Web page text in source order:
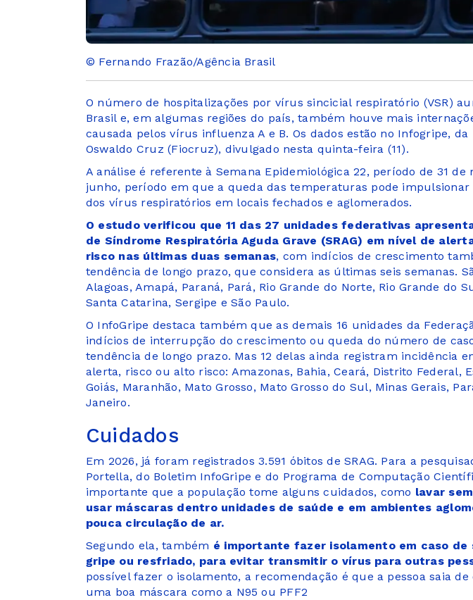
© Fernando Frazão/Agência Brasil
O número de hospitalizações por vírus sincicial respiratório (VSR)
Brasil e, em algumas regiões do país, também houve mais
causada pelos vírus influenza A e B. Os dados estão no Infogripe, da
Oswaldo Cruz (Fiocruz), divulgado nesta quinta-feira (11).
A análise é referente à Semana Epidemiológica 22, período de 31 de
junho, período em que a queda das temperaturas pode impulsionar
dos vírus respiratórios em locais fechados e aglomerados.
O estudo verificou que 11 das 27 unidades federativas
de Síndrome Respiratória Aguda Grave (SRAG) em nível de
risco nas últimas duas semanas, com indícios de crescimento
tendência de longo prazo, que considera as últimas seis semanas.
Alagoas, Amapá, Paraná, Pará, Rio Grande do Norte, Rio Grande do
Santa Catarina, Sergipe e São Paulo.
O InfoGripe destaca também que as demais 16 unidades da
indícios de interrupção do crescimento ou queda do número de
tendência de longo prazo. Mas 12 delas ainda registram incidência
alerta, risco ou alto risco: Amazonas, Bahia, Ceará, Distrito Federal,
Goiás, Maranhão, Mato Grosso, Mato Grosso do Sul, Minas Gerais,
Janeiro.
Cuidados
Em 2026, já foram registrados 3.591 óbitos de SRAG. Para a
Portella, do Boletim InfoGripe e do Programa de Computação
importante que a população tome alguns cuidados, como lavar
usar máscaras dentro unidades de saúde e em ambientes
pouca circulação de ar.
Segundo ela, também é importante fazer isolamento em caso de
gripe ou resfriado, para evitar transmitir o vírus para outras
possível fazer o isolamento, a recomendação é que a pessoa saia de
uma boa máscara como a N95 ou PFF2